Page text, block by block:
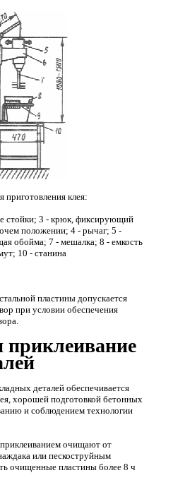
приготовления клея:
стойки; 3 -крюк, фиксирующий
положении; 4 - рычаг; 5 -
обойма; 7 -мешалка; 8 -емкость
10 - станина
пластины допускается
при условии обеспечения
приклеивание
деталей обеспечивается
хорошей подготовкой бетонных
и соблюдением технологии
очищают от
или пескоструйным
очищенные пластины более 8 ч